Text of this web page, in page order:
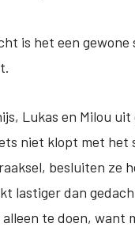
is het een
Lukas en Milou uit
niet klopt met het
besluiten ze
lastiger dan
te doen, want